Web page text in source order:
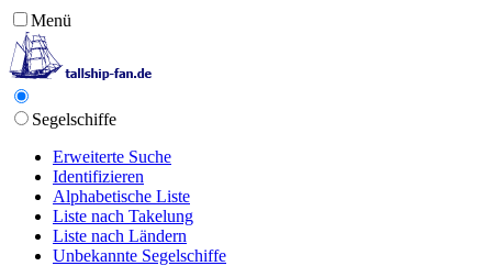
Menü
Segelschiffe
Erweiterte Suche
Identifizieren
Alphabetische Liste
Liste nach Takelung
Liste nach Ländern
Unbekannte Segelschiffe